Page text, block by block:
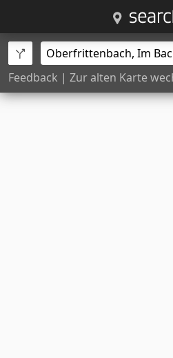
Feedback | Zur alten Karte